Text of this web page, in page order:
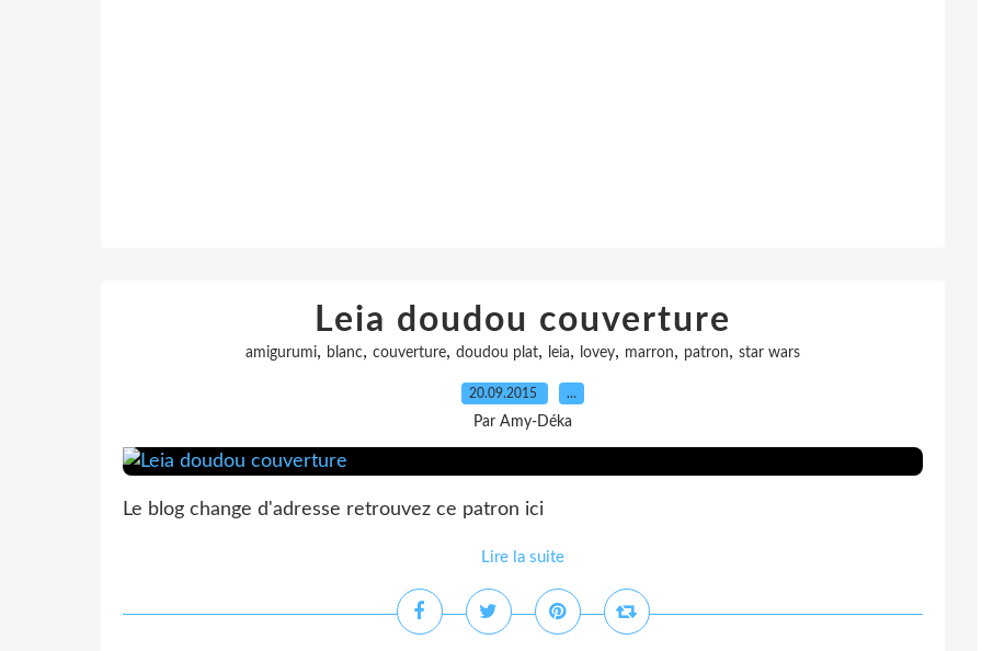
Leia doudou couverture
amigurumi, blanc, couverture, doudou plat, leia, lovey, marron, patron, star wars
20.09.2015 …
Par Amy-Déka
Le blog change d'adresse retrouvez ce patron ici
Lire la suite